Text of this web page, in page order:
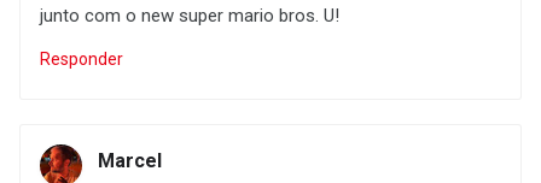
junto com o new super mario bros. U!
Responder
Marcel